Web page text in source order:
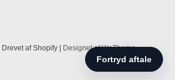
| Drevet af Shopify | Designet af WeTheme